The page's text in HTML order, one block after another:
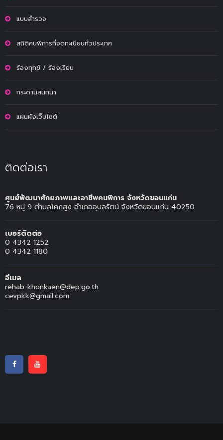
แบบสำรวจ
สถิติคนพิการที่จดทะเบียนทั่วประเทศ
ร้องทุกข์ / ร้องเรียน
กระดานสนทนา
แผนผังเว็บไซต์
ติดต่อเรา
ศูนย์พัฒนาศักยภาพและอาชีพคนพิการ จังหวัดขอนแก่น
76 หมู่ 9 ตำบลโคกสูง อำเภออุบลรัตน์ จังหวัดขอนแก่น 40250
เบอร์ติดต่อ
0 4342 1252
0 4342 1180
อีเมล
rehab-khonkaen@dep.go.th
cevpkk@gmail.com